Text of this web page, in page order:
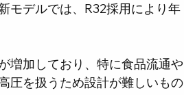
モデルでは、R32採用により年
増加しており、特に食品流通や
圧を扱うため設計が難しいもの